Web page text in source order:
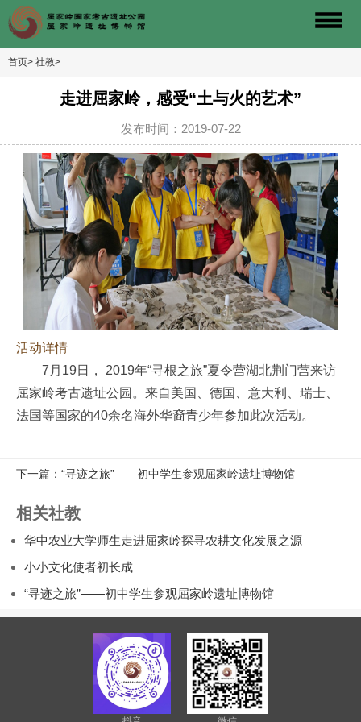
首页> 社教>
走进屈家岭，感受“土与火的艺术”
发布时间：2019-07-22
活动详情
7月19日， 2019年“寻根之旅”夏令营湖北荆门营来访
屈家岭考古遗址公园。来自美国、德国、意大利、瑞士、
法国等国家的40余名海外华裔青少年参加此次活动。
下一篇：“寻迹之旅”——初中学生参观屈家岭遗址博物馆
相关社教
华中农业大学师生走进屈家岭探寻农耕文化发展之源
小小文化使者初长成
“寻迹之旅”——初中学生参观屈家岭遗址博物馆